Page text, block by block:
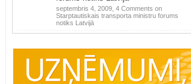
septembris 4, 2009, 4 Comments on
Starptautiskais transporta ministru forums
notiks Latvijā